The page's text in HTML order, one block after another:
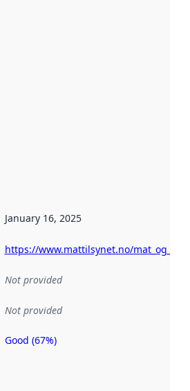
January 16, 2025
https://www.mattilsynet.no/
Not provided
Not provided
Good (67%)